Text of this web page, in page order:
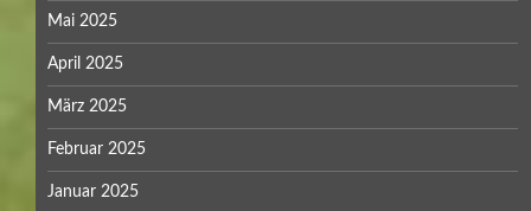
Mai 2025
April 2025
März 2025
Februar 2025
Januar 2025